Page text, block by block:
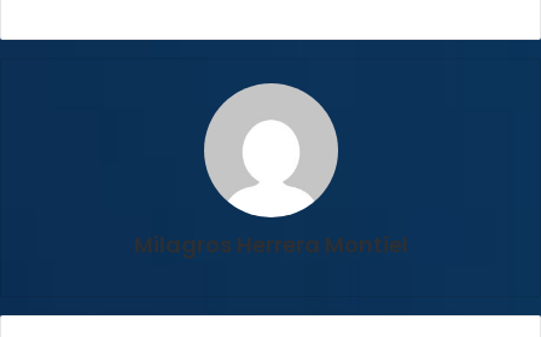
Milagros Herrera Montiel